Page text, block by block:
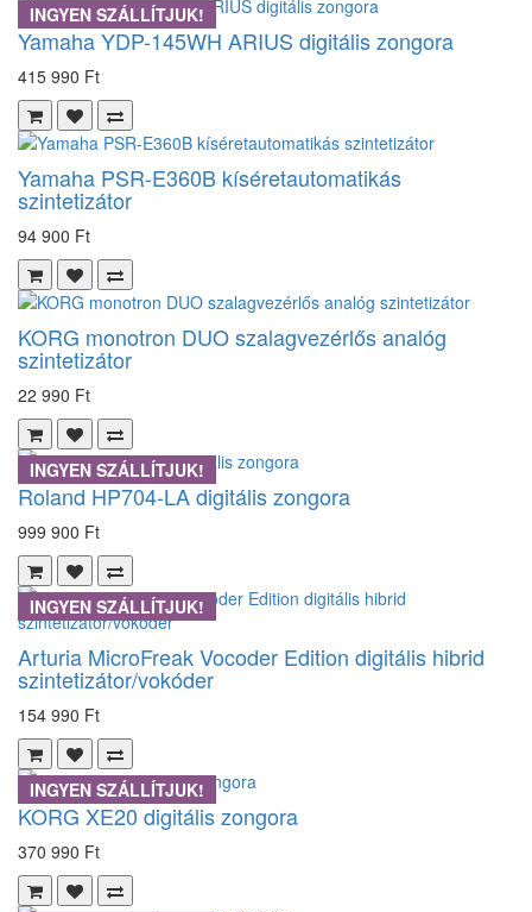
INGYEN SZÁLLÍTJUK!
Yamaha YDP-145WH ARIUS digitális zongora
415 990 Ft
Yamaha PSR-E360B kíséretautomatikás
szintetizátor
94 900 Ft
KORG monotron DUO szalagvezérlős analóg
szintetizátor
22 990 Ft
INGYEN SZÁLLÍTJUK!
Roland HP704-LA digitális zongora
999 900 Ft
INGYEN SZÁLLÍTJUK!
Arturia MicroFreak Vocoder Edition digitális hibrid
szintetizátor/vokóder
154 990 Ft
INGYEN SZÁLLÍTJUK!
KORG XE20 digitális zongora
370 990 Ft